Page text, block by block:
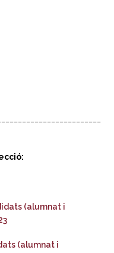
(alumnat i
(alumnat i